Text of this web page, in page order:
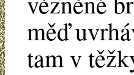
měď
tam v